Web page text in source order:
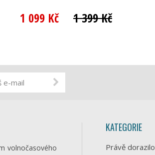
1 099 Kč 1 399 Kč
volnočasového
KATEGORIE
Právě dorazilo